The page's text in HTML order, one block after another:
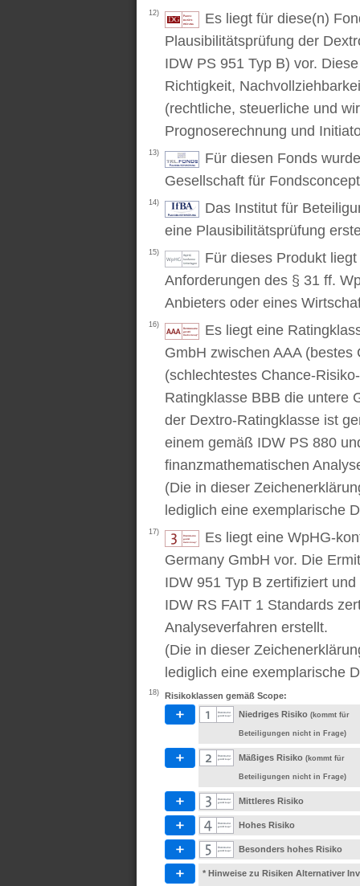
12)
Es liegt für diese(n)
Plausibilitätsprüfung der
IDW PS 951 Typ B) vor.
Richtigkeit,
(rechtliche, steuerliche und
Prognoserechnung und
13)
Für diesen Fonds
Gesellschaft für
14)
Das Institut für
eine Plausibilitätsprüfung
15)
Für dieses Produkt
Anforderungen des § 31 ff.
Anbieters oder eines
16)
Es liegt eine
GmbH zwischen AAA
(schlechtestes Chance-
Ratingklasse BBB die untere
der Dextro-Ratingklasse ist
einem gemäß IDW PS 880
finanzmathematischen
(Die in dieser
lediglich eine exemplarische
17)
Es liegt eine WpHG-
Germany GmbH vor. Die
IDW 951 Typ B zertifiziert
IDW RS FAIT 1 Standards
Analyseverfahren erstellt.
(Die in dieser
lediglich eine exemplarische
18)
Risikoklassen gemäß Scope:
Niedriges Risiko (kommt für
Beteiligungen nicht in Frage)
Mäßiges Risiko (kommt für
Beteiligungen nicht in Frage)
Mittleres Risiko
Hohes Risiko
Besonders hohes Risiko
* Hinweise zu Risiken Alternativer